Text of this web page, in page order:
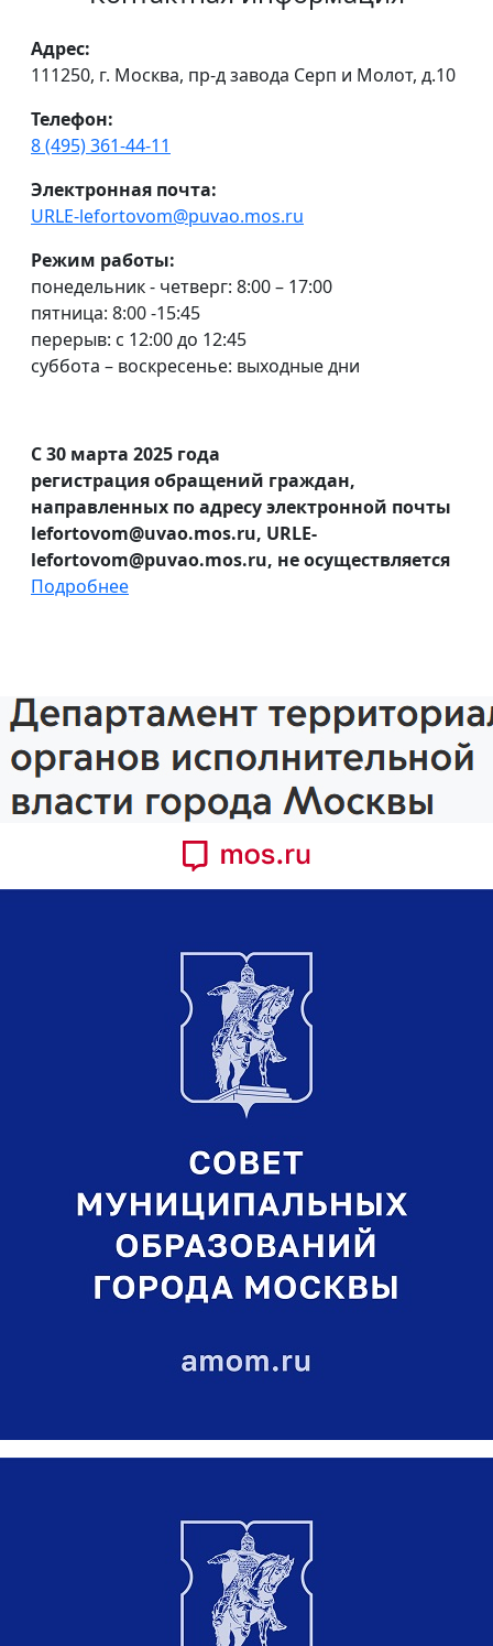
Адрес:
111250, г. Москва, пр-д завода Серп и Молот, д.10
Телефон:
8 (495) 361-44-11
Электронная почта:
URLE-lefortovom@puvao.mos.ru
Режим работы:
понедельник - четверг: 8:00 – 17:00
пятница: 8:00 -15:45
перерыв: с 12:00 до 12:45
суббота – воскресенье: выходные дни
С 30 марта 2025 года
регистрация обращений граждан,
направленных по адресу электронной почты
lefortovom@uvao.mos.ru, URLE-
lefortovom@puvao.mos.ru, не осуществляется
Подробнее